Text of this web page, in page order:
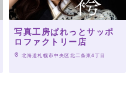
写真工房ぱれっとサッポ
ロファクトリー店
北海道札幌市中央区北二条東4丁目